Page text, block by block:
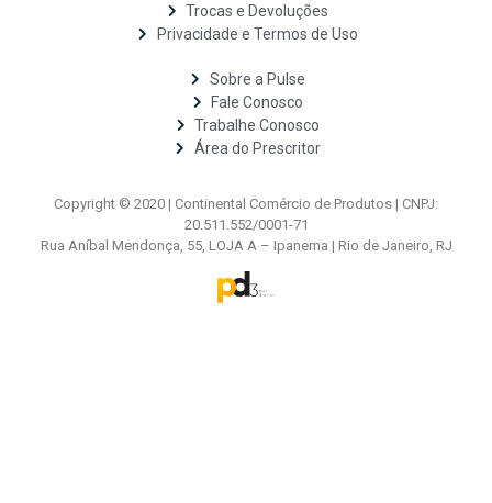
Sobre a Pulse
Fale Conosco
Trabalhe Conosco
Área do Prescritor
Trocas e Devoluções
Privacidade e Termos de Uso
Copyright © 2020 | Continental Comércio de Produtos | CNPJ:
20.511.552/0001-71
Rua Aníbal Mendonça, 55, LOJA A – Ipanema | Rio de Janeiro, RJ